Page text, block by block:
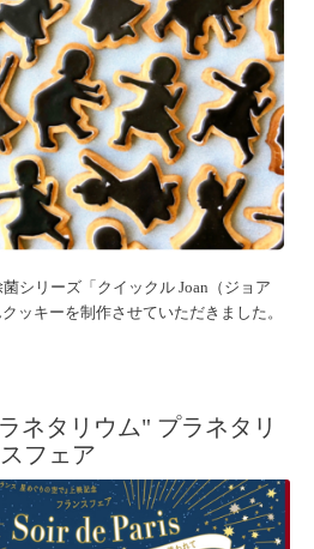
シリーズ 「クイックル Joan（ジョア
ッキーを制作させていただきました。
ネタリウム" プラネタリ
フェア